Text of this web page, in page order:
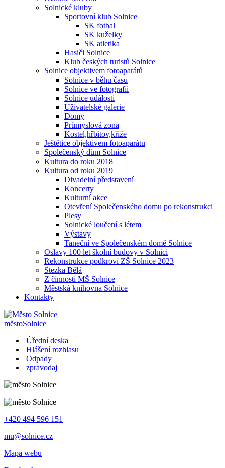
Solnické kluby
Sportovní klub Solnice
SK fotbal
SK kuželky
SK atletika
Hasiči Solnice
Klub českých turistů Solnice
Solnice objektivem fotoaparátů
Solnice v běhu času
Solnice ve fotografii
Solnice události
Uživatelské galerie
Domy
Průmyslová zona
Kostel,hřbitov,kříže
Ještětice objektivem fotoaparátu
Společenský dům Solnice
Kultura do roku 2018
Kultura od roku 2019
Divadelní představení
Koncerty
Kulturní akce
Otevření Společenského domu po rekonstrukci
Plesy
Solnické loučení s létem
Výstavy
Taneční ve Společenském domě Solnice
Oslavy 100 let školní budovy v Solnici
Rekonstrukce podkroví ZŠ Solnice 2023
Stezka Bělá
Z činnosti MŠ Solnice
Městská knihovna Solnice
Kontakty
městoSolnice
Úřední deska
Hlášení rozhlasu
Odpady
zpravodaj
+420 494 596 151
mu@solnice.cz
Mapa webu